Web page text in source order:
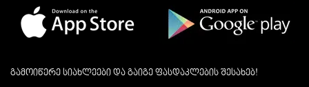
გამოიწერე სიახლეები და გაიგე ფასდაკლების შესახებ!